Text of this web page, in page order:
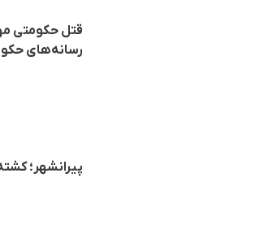
قتل حکومتی
رسانه‌های
پیرانشهر؛